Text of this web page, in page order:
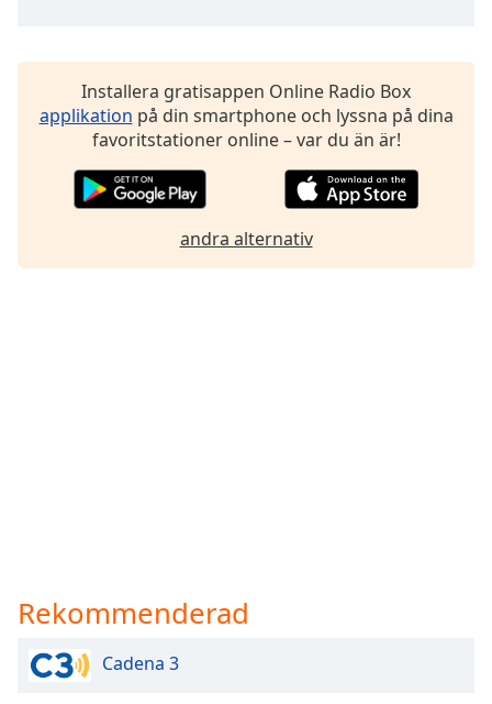
Installera gratisappen Online Radio Box
applikation på din smartphone och lyssna på dina
favoritstationer online – var du än är!
andra alternativ
Rekommenderad
Cadena 3